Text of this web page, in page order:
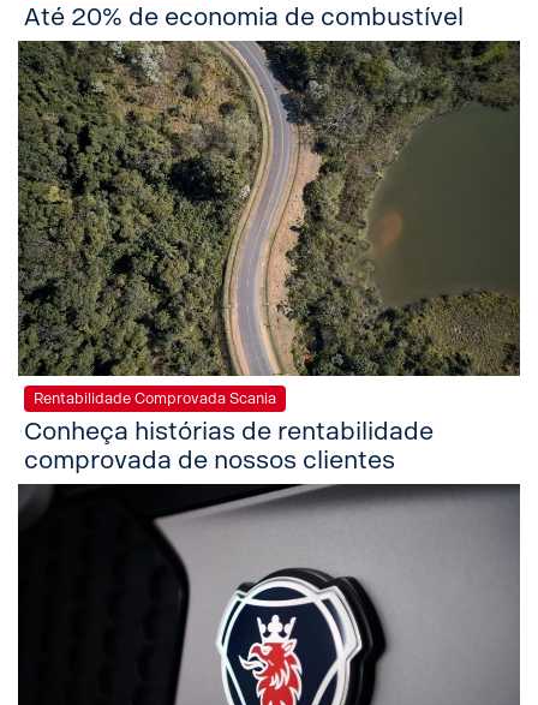
Até 20% de economia de combustível
Rentabilidade Comprovada Scania
Conheça histórias de rentabilidade
comprovada de nossos clientes